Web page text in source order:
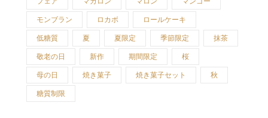
モンブラン ロカボ ロールケーキ
低糖質 夏 夏限定 季節限定 抹茶
敬老の日 新作 期間限定 桜
母の日 焼き菓子 焼き菓子セット 秋
糖質制限